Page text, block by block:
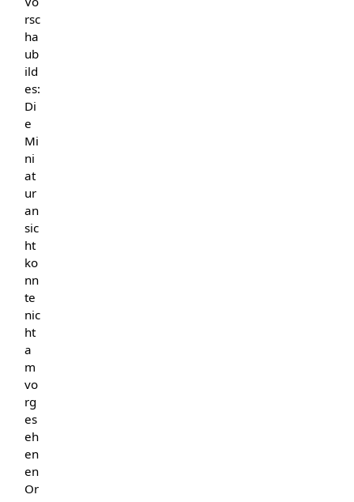
rsc
ha
ub
ild
es:
Di
e
Mi
ni
at
ur
an
sic
ht
ko
nn
te
nic
ht
a
m
vo
rg
es
eh
en
en
Or